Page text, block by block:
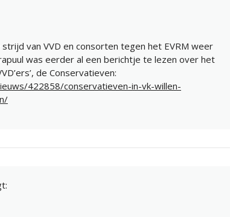
van VVD en consorten tegen het EVRM weer
was eerder al een berichtje te lezen over het
de Conservatieven:
422858/conservatieven-in-vk-willen-